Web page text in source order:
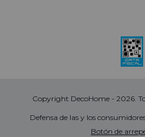
Copyright DecoHome - 2026.
Defensa de las y los
Botón de